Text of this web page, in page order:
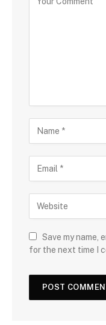
Save my name,
for the next time I